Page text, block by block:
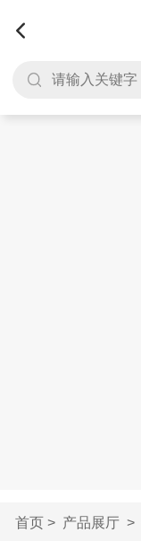
首页> 产品展厅>